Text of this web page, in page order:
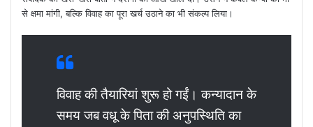
से क्षमा मांगी, बल्कि विवाह का पूरा खर्च उठाने का भी संकल्प लिया।
विवाह की तैयारियां शुरू हो गईं। कन्यादान के
समय जब वधू के पिता की अनुपस्थिति का